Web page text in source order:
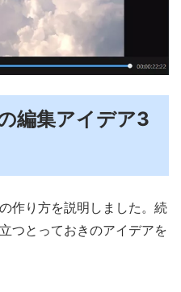
編集アイデア3
作り方を説明しました。続
つとっておきのアイデアを